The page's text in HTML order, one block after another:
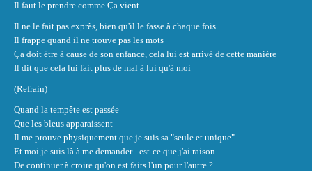
Il faut le prendre comme Ça vient
Il ne le fait pas exprès, bien qu'il le fasse à chaque fois
Il frappe quand il ne trouve pas les mots
Ça doit être à cause de son enfance, cela lui est arrivé de cette manière
Il dit que cela lui fait plus de mal à lui qu'à moi
(Refrain)
Quand la tempête est passée
Que les bleus apparaissent
Il me prouve physiquement que je suis sa "seule et unique"
Et moi je suis là à me demander - est-ce que j'ai raison
De continuer à croire qu'on est faits l'un pour l'autre ?